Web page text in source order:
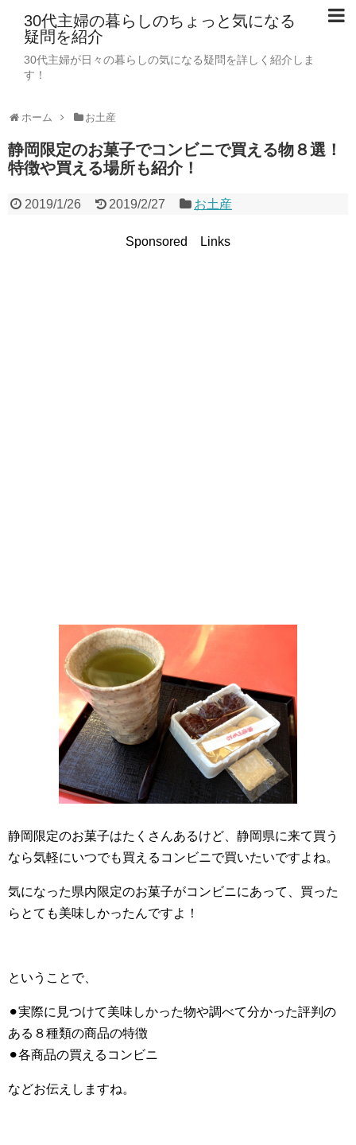
30代主婦の暮らしのちょっと気になる
疑問を紹介
30代主婦が日々の暮らしの気になる疑問を詳しく紹介しま
す！
ホーム お土産
静岡限定のお菓子でコンビニで買える物８選！
特徴や買える場所も紹介！
2019/1/26 2019/2/27 お土産
Sponsored Links
静岡限定のお菓子はたくさんあるけど、静岡県に来て買う
なら気軽にいつでも買えるコンビニで買いたいですよね。
気になった県内限定のお菓子がコンビニにあって、買った
らとても美味しかったんですよ！
ということで、
⚫︎実際に見つけて美味しかった物や調べて分かった評判の
ある８種類の商品の特徴
⚫︎各商品の買えるコンビニ
などお伝えしますね。